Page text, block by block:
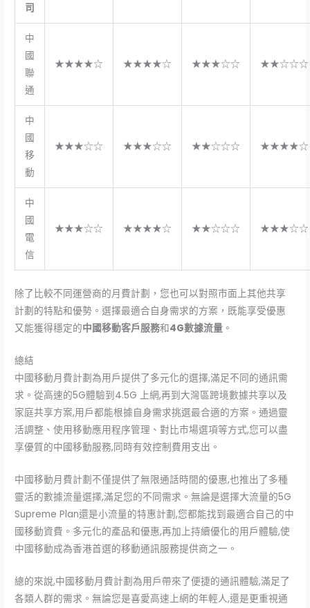
司
中
國
聯
通
★★★★☆ ★★★★☆ ★★★☆☆ ★★☆☆☆
中
國
移
動
★★★☆☆ ★★★☆☆ ★★☆☆☆ ★★★★☆
中
國
電
信
★★★☆☆ ★★★★☆ ★★☆☆☆ ★★★☆☆
除了比較不同運營商的月費計劃，您也可以對照市面上其他共享
計劃的特點和優勢。選擇最適合自身需求的方案，既能享受優惠
又能獲得穩定的中國移動客戶服務和4G數據流量 。
總結
中國移動月費計劃為用戶提供了多元化的選擇,滿足不同的通訊需
求。從高速的5G體驗到4.5G 上網,再到大灣區跨境數據共享以及
家庭共享方案,用戶都能根據自身需求挑選最合適的方案。通過靈
活調整、使用移動應用程序管理、對比市場選項等方式,您可以盡
享優質的中國移動服務,同時有效控制費用支出。
中國移動月費計劃不僅提供了無限通話時間的優惠,也推出了多種
靈活的數據流量選擇,滿足您的不同需求。無論是選擇大流量的5G
Supreme Plan還是小流量的特惠計劃,您都能找到最適合自己的中
國移動資費。多元化的產品和優惠,再加上持續優化的用戶體驗,使
中國移動成為香港首選的移動通訊服務提供商之一。
總的來說,中國移動月費計劃為用戶帶來了便捷的通訊體驗,滿足了
各類人群的需求。無論您是喜愛高速上網的年輕人,還是更重視通